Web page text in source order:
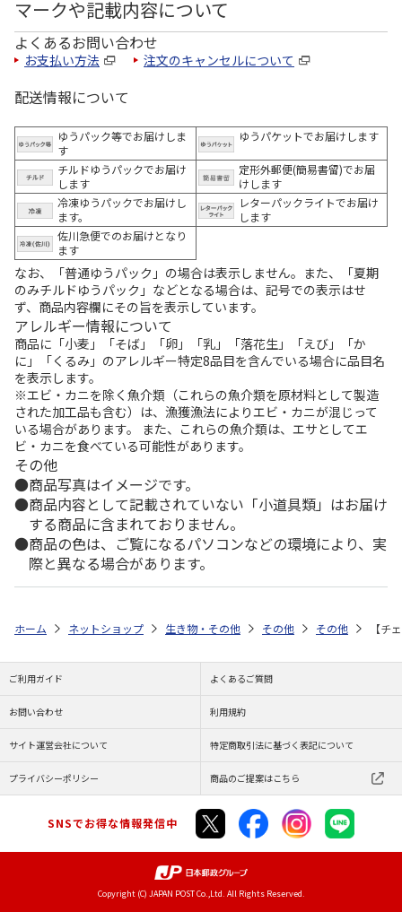
マークや記載内容について
よくあるお問い合わせ
お支払い方法 注文のキャンセルについて
配送情報について
ゆうパック等でお届けしま
す
ゆうパケットでお届けします
チルドゆうパックでお届け
します
定形外郵便(簡易書留)でお届
けします
冷凍ゆうパックでお届けし
ます。
レターパックライトでお届け
します
佐川急便でのお届けとなり
ます
なお、「普通ゆうパック」の場合は表示しません。また、「夏期
のみチルドゆうパック」などとなる場合は、記号での表示はせ
ず、商品内容欄にその旨を表示しています。
アレルギー情報について
商品に「小麦」「そば」「卵」「乳」「落花生」「えび」「か
に」「くるみ」のアレルギー特定8品目を含んでいる場合に品目名
を表示します。
※エビ・カニを除く魚介類（これらの魚介類を原材料として製造
された加工品も含む）は、漁獲漁法によりエビ・カニが混じって
いる場合があります。 また、これらの魚介類は、エサとしてエ
ビ・カニを食べている可能性があります。
その他
商品写真はイメージです。
商品内容として記載されていない「小道具類」はお届け
する商品に含まれておりません。
商品の色は、ご覧になるパソコンなどの環境により、実
際と異なる場合があります。
ホーム ネットショップ 生き物・その他 その他 その他 【チ
ご利用ガイド よくあるご質問
お問い合わせ 利用規約
サイト運営会社について 特定商取引法に基づく表記について
プライバシーポリシー 商品のご提案はこちら
SNSでお得な情報発信中
Copyright (C) JAPAN POST Co.,Ltd. All Rights Reserved.